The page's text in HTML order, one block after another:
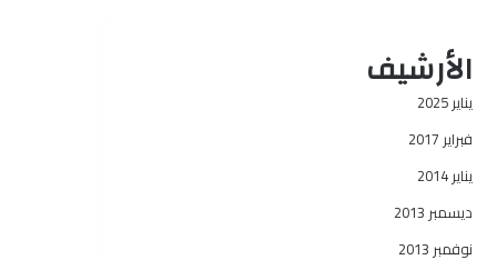
الأرشيف
يناير 2025
فبراير 2017
يناير 2014
ديسمبر 2013
نوفمبر 2013